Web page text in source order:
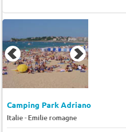
Camping Park Adriano
Italie- Emilie romagne